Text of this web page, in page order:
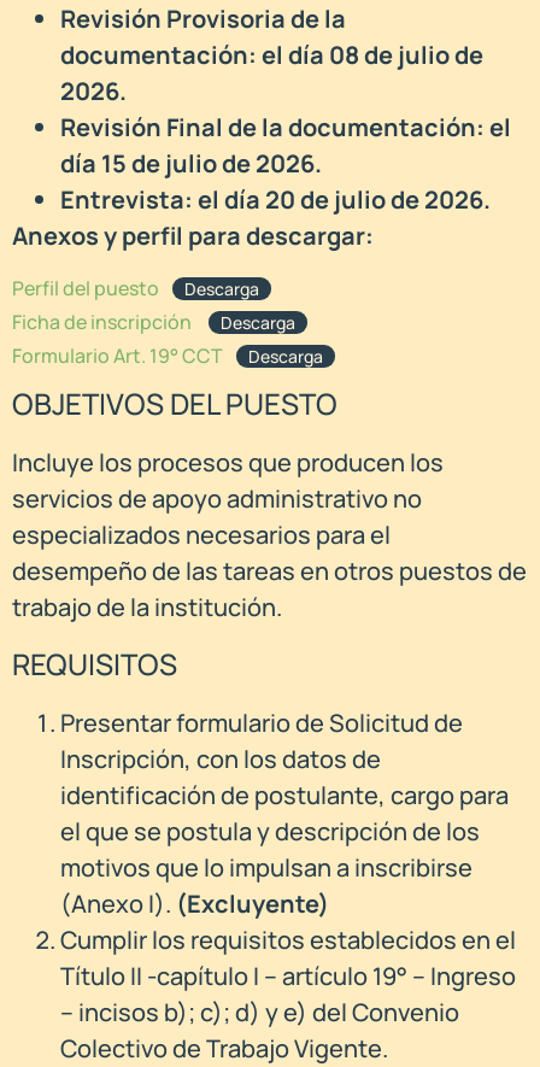
Revisión Provisoria de la
documentación: el día 08 de julio de
2026.
Revisión Final de la documentación: el
día 15 de julio de 2026.
Entrevista: el día 20 de julio de 2026.
Anexos y perfil para descargar:
Perfil del puesto Descarga
Ficha de inscripción Descarga
Formulario Art. 19° CCT Descarga
OBJETIVOS DEL PUESTO
Incluye los procesos que producen los
servicios de apoyo administrativo no
especializados necesarios para el
desempeño de las tareas en otros puestos de
trabajo de la institución.
REQUISITOS
Presentar formulario de Solicitud de
Inscripción, con los datos de
identificación de postulante, cargo para
el que se postula y descripción de los
motivos que lo impulsan a inscribirse
(Anexo I). (Excluyente)
Cumplir los requisitos establecidos en el
Título II -capítulo I – artículo 19° – Ingreso
– incisos b); c); d) y e) del Convenio
Colectivo de Trabajo Vigente.